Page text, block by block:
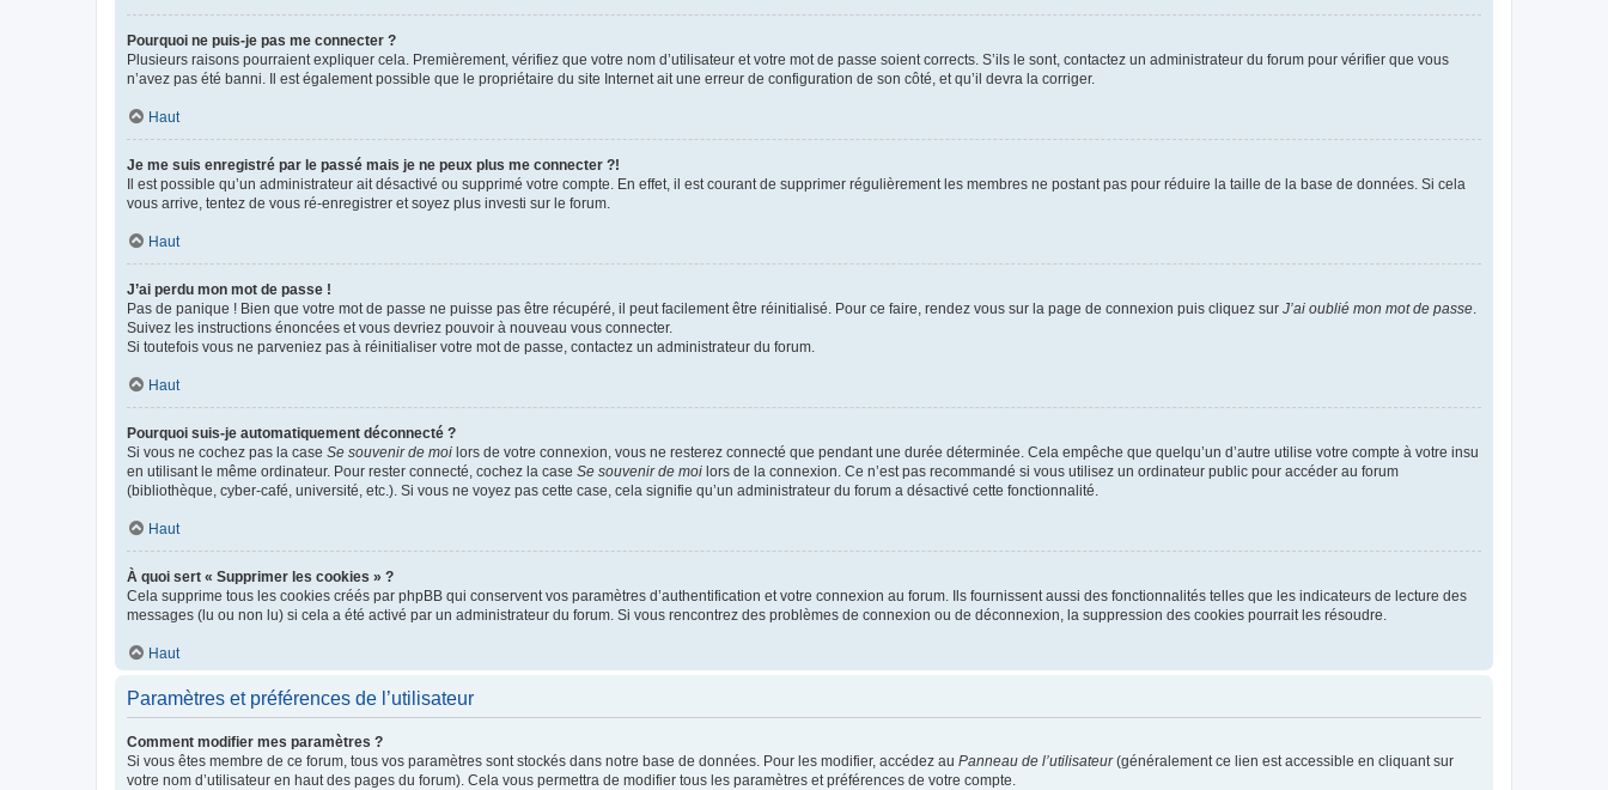
Pourquoi ne puis-je pas me connecter ?
Plusieurs raisons pourraient expliquer cela. Premièrement, vérifiez que votre nom d’utilisateur et votre mot de passe soient corrects. S’ils le sont, contactez un administrateur du forum pour vérifier que vous
n’avez pas été banni. Il est également possible que le propriétaire du site Internet ait une erreur de configuration de son côté, et qu’il devra la corriger.
Haut
Je me suis enregistré par le passé mais je ne peux plus me connecter ?!
Il est possible qu’un administrateur ait désactivé ou supprimé votre compte. En effet, il est courant de supprimer régulièrement les membres ne postant pas pour réduire la taille de la base de données. Si cela
vous arrive, tentez de vous ré-enregistrer et soyez plus investi sur le forum.
Haut
J’ai perdu mon mot de passe !
Pas de panique ! Bien que votre mot de passe ne puisse pas être récupéré, il peut facilement être réinitialisé. Pour ce faire, rendez vous sur la page de connexion puis cliquez sur J’ai oublié mon mot de passe
Suivez les instructions énoncées et vous devriez pouvoir à nouveau vous connecter.
Si toutefois vous ne parveniez pas à réinitialiser votre mot de passe, contactez un administrateur du forum.
Haut
Pourquoi suis-je automatiquement déconnecté ?
Si vous ne cochez pas la case Se souvenir de moi lors de votre connexion, vous ne resterez connecté que pendant une durée déterminée. Cela empêche que quelqu’un d’autre utilise votre compte à votre insu
en utilisant le même ordinateur. Pour rester connecté, cochez la case Se souvenir de moi lors de la connexion. Ce n’est pas recommandé si vous utilisez un ordinateur public pour accéder au forum
(bibliothèque, cyber-café, université, etc.). Si vous ne voyez pas cette case, cela signifie qu’un administrateur du forum a désactivé cette fonctionnalité.
Haut
À quoi sert « Supprimer les cookies » ?
Cela supprime tous les cookies créés par phpBB qui conservent vos paramètres d’authentification et votre connexion au forum. Ils fournissent aussi des fonctionnalités telles que les indicateurs de lecture des
messages (lu ou non lu) si cela a été activé par un administrateur du forum. Si vous rencontrez des problèmes de connexion ou de déconnexion, la suppression des cookies pourrait les résoudre.
Haut
Paramètres et préférences de l’utilisateur
Comment modifier mes paramètres ?
Si vous êtes membre de ce forum, tous vos paramètres sont stockés dans notre base de données. Pour les modifier, accédez au Panneau de l’utilisateur(généralement ce lien est accessible en cliquant sur
votre nom d’utilisateur en haut des pages du forum). Cela vous permettra de modifier tous les paramètres et préférences de votre compte.